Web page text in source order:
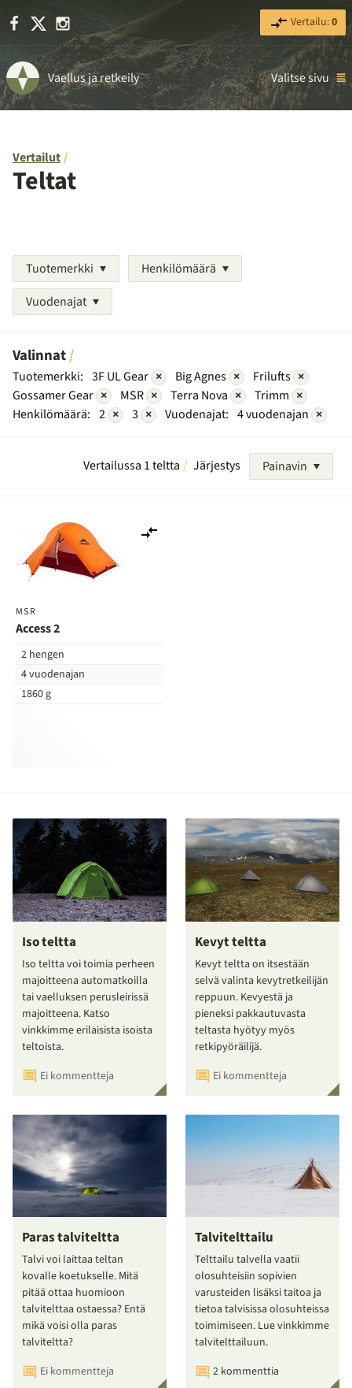
Facebook Instagram Vertailu:0
Vaellus ja retkeily Valitse sivu
Vertailut
Teltat
Tuotemerkki
Henkilömäärä
Vuodenajat
Valinnat
Tuotemerkki: 3F UL Gear × Big Agnes × Frilufts ×
Gossamer Gear × MSR × Terra Nova × Trimm ×
Henkilömäärä: 2 × 3 × Vuodenajat: 4 vuodenajan ×
Vertailussa 1 teltta Järjestys Painavin
MSR
Access 2
2 hengen
4 vuodenajan
1860 g
Iso teltta
Iso teltta voi toimia perheen
majoitteena automatkoilla
tai vaelluksen perusleirissä
majoitteena. Katso
vinkkimme erilaisista isoista
teltoista.
Ei kommentteja
Kevyt teltta
Kevyt teltta on itsestään
selvä valinta kevytretkeilijän
reppuun. Kevyestä ja
pieneksi pakkautuvasta
teltasta hyötyy myös
retkipyöräilijä.
Ei kommentteja
Paras talviteltta
Talvi voi laittaa teltan
kovalle koetukselle. Mitä
pitää ottaa huomioon
talvitelttaa ostaessa? Entä
mikä voisi olla paras
talviteltta?
Ei kommentteja
Talvitelttailu
Telttailu talvella vaatii
olosuhteisiin sopivien
varusteiden lisäksi taitoa ja
tietoa talvisissa olosuhteissa
toimimiseen. Lue vinkkimme
talvitelttailuun.
2 kommenttia